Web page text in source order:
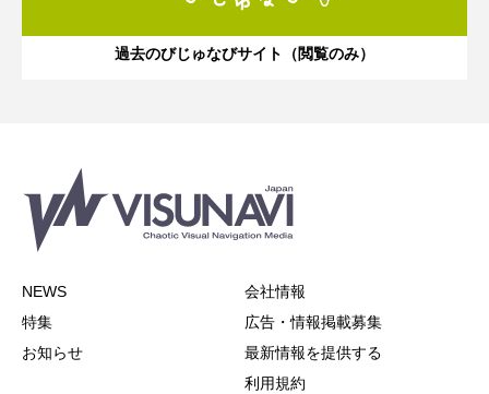
過去のびじゅなびサイト（閲覧のみ）
NEWS
特集
お知らせ
会社情報
広告・情報掲載募集
最新情報を提供する
利用規約